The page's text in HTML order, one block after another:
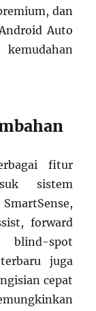
dan
Auto
kemudahan
fitur
sistem
forward
spot
juga
cepat